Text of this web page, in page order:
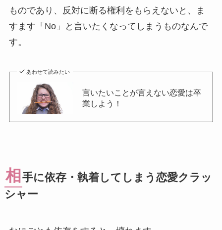
ものであり、反対に断る権利をもらえないと、ま
すます「No」と言いたくなってしまうものなんで
す。
あわせて読みたい
言いたいことが言えない恋愛は卒
業しよう！
相手に依存・執着してしまう恋愛クラッ
シャー